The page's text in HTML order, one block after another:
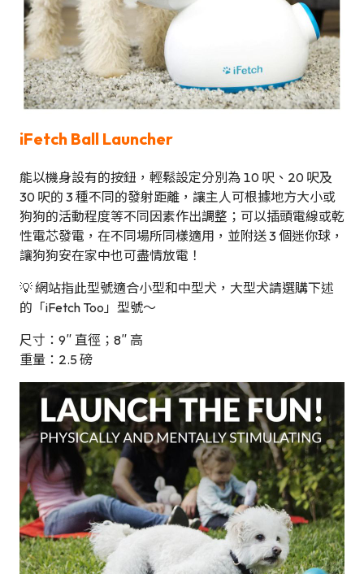
iFetch Ball Launcher
能以機身設有的按鈕，輕鬆設定分別為 10 呎、20 呎及
30 呎的 3 種不同的發射距離，讓主人可根據地方大小或
狗狗的活動程度等不同因素作出調整；可以插頭電線或乾
性電芯發電，在不同場所同樣適用，並附送 3 個迷你球，
讓狗狗安在家中也可盡情放電！
💡 網站指此型號適合小型和中型犬，大型犬請選購下述
的「iFetch Too」型號～
尺寸：9″ 直徑；8″ 高
重量：2.5 磅